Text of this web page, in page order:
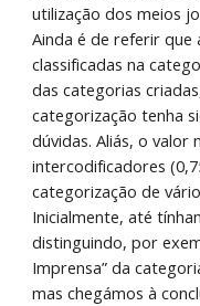
utilização dos meios
Ainda é de referir que
classificadas na
das categorias
categorização tenha
dúvidas. Aliás, o valor
intercodificadores
categorização de
Inicialmente, até
distinguindo, por
Imprensa” da
mas chegámos à